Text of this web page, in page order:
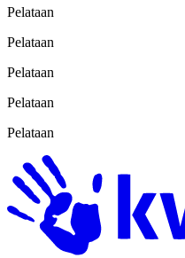
Pelataan
Pelataan
Pelataan
Pelataan
Pelataan